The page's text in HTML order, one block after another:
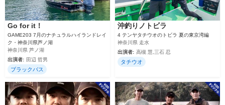
Go for it！
GAME203 7月のナチュラルハイランドレイ
ク・神奈川県芦ノ湖
神奈川県 芦ノ湖
出演者: 田辺 哲男
ブラックバス
沖釣りノトビラ
4 テンヤタチウオのトビラ 夏の東京湾編
神奈川県 走水
出演者: 高槻 慧,三石 忍
タチウオ